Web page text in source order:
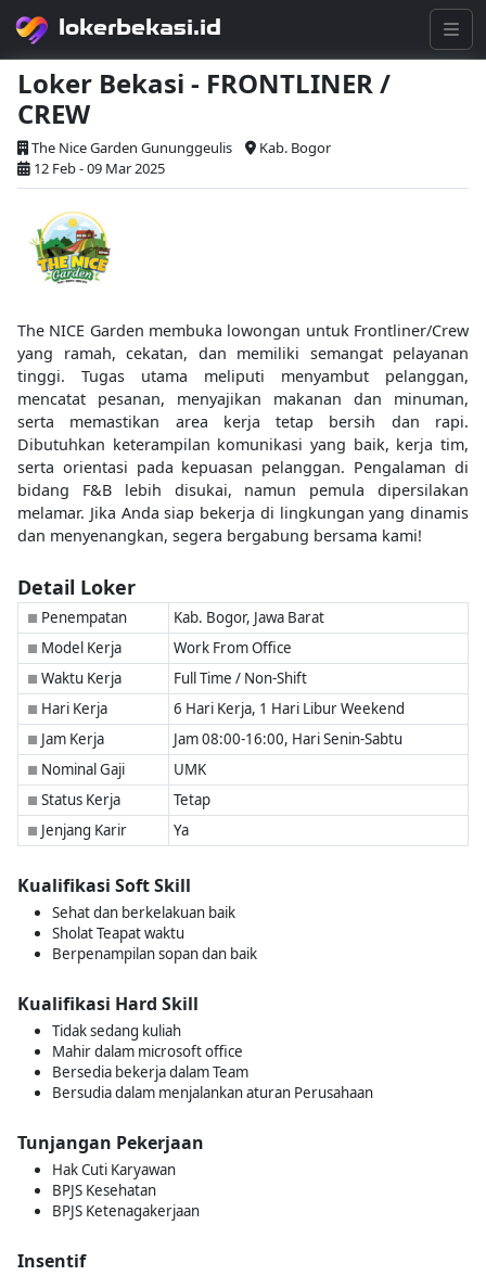
lokerbekasi.id
Loker Bekasi - FRONTLINER /
CREW
The Nice Garden Gununggeulis
Kab. Bogor
12 Feb - 09 Mar 2025
The NICE Garden membuka lowongan untuk Frontliner/Crew
yang ramah, cekatan, dan memiliki semangat pelayanan
tinggi. Tugas utama meliputi menyambut pelanggan,
mencatat pesanan, menyajikan makanan dan minuman,
serta memastikan area kerja tetap bersih dan rapi.
Dibutuhkan keterampilan komunikasi yang baik, kerja tim,
serta orientasi pada kepuasan pelanggan. Pengalaman di
bidang F&B lebih disukai, namun pemula dipersilakan
melamar. Jika Anda siap bekerja di lingkungan yang dinamis
dan menyenangkan, segera bergabung bersama kami!
Detail Loker
■ Penempatan Kab. Bogor, Jawa Barat
■ Model Kerja Work From Office
■ Waktu Kerja Full Time / Non-Shift
■ Hari Kerja 6 Hari Kerja, 1 Hari Libur Weekend
■ Jam Kerja Jam 08:00-16:00, Hari Senin-Sabtu
■ Nominal Gaji UMK
■ Status Kerja Tetap
■ Jenjang Karir Ya
Kualifikasi Soft Skill
Sehat dan berkelakuan baik
Sholat Teapat waktu
Berpenampilan sopan dan baik
Kualifikasi Hard Skill
Tidak sedang kuliah
Mahir dalam microsoft office
Bersedia bekerja dalam Team
Bersudia dalam menjalankan aturan Perusahaan
Tunjangan Pekerjaan
Hak Cuti Karyawan
BPJS Kesehatan
BPJS Ketenagakerjaan
Insentif